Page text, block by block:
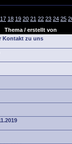
17 18 19 20 21 22 23 24 25
Thema / erstellt von
Kontakt zu uns